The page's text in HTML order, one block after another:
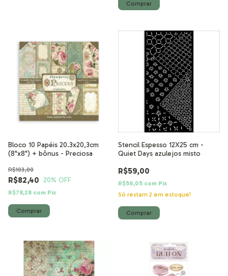
Bloco 10 Papéis 20.3x20,3cm
(8"x8") + bônus - Preciosa
R$82,40
R$103,00
20% OFF
R$78,28 com Pix
Stencil Espesso 12X25 cm -
Quiet Days azulejos misto
R$59,00
R$56,05 com Pix
Só restam 2 em estoque!